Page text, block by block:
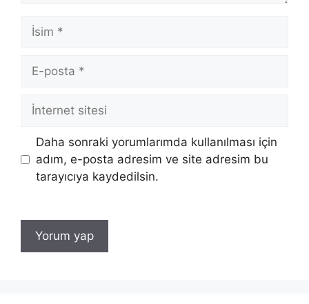
İsim
posta
İnternet
sitesi
Daha sonraki yorumlarımda kullanılması için
adım, e-posta adresim ve site adresim bu
tarayıcıya kaydedilsin.